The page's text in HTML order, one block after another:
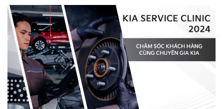
khách hàng cùng chuyên gia Kia (Kia Service Clinic), tạo điều
kiện để khách hàng được kiểm tra và tư vấn xe miễn phí với
nhiều ưu đãi và quà tặng hấp dẫn.